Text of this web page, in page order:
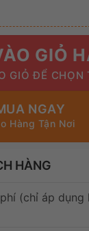
GIỎ
NGAY
HÀNG
(chỉ áp dụng